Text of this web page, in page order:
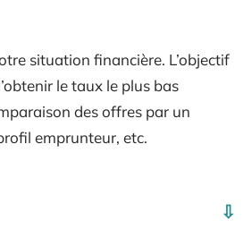
situation financière. L’objectif
le taux le plus bas
des offres par un
emprunteur, etc.